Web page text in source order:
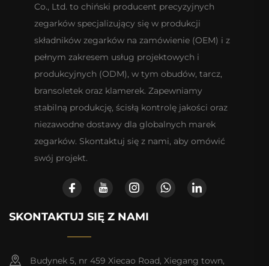
Co., Ltd. to chiński producent precyzyjnych
zegarków specjalizujący się w produkcji
składników zegarków na zamówienie (OEM) i z
pełnym zakresem usług projektowych i
produkcyjnych (ODM), w tym obudów, tarcz,
bransoletek oraz klamerek. Zapewniamy
stabilną produkcję, ścisłą kontrolę jakości oraz
niezawodne dostawy dla globalnych marek
zegarków. Skontaktuj się z nami, aby omówić
swój projekt.
SKONTAKTUJ SIĘ Z NAMI
Budynek 5, nr 459 Xiecao Road, Xiegang town,